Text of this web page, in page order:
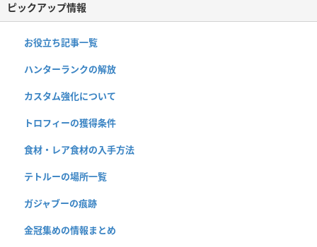
ピックアップ情報
お役立ち記事一覧
ハンターランクの解放
カスタム強化について
トロフィーの獲得条件
食材・レア食材の入手方法
テトルーの場所一覧
ガジャブーの痕跡
金冠集めの情報まとめ